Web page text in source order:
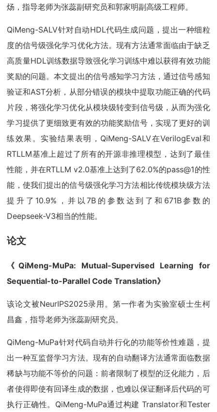
炀，指导老师为张蕊副研究员和郭家明副高级工程师。
QiMeng-SALV针对自动HDL代码生成问题，提出一种细粒
度的信号级强化学习优化方法。现有方法通常面临由于缺乏
高质量HDL训练数据导致强化学习训练中难以获得有效功能
奖励的问题。本文提出的信号感知学习方法，通过信号感知
验证和AST分析，从部分错误的模块中提取功能正确的代码
片段，将强化学习优化从模块级转变到信号级，从而为强化
学习提供了更细致更有效的功能奖励信号，实现了更好的训
练效果。实验结果表明，QiMeng-SALV在VerilogEval和
RTLLM基准上超过了所有的开源非推理模型，达到了最佳
性能，并在RTLLM v2.0基准上达到了62.0%的pass@1的性
能，使我们提出的信号级强化学习方法相比传统模块级方法
提升了10.9%，并以7B的参数达到了和671B参数的
Deepseek-V3相当的性能。
论文
《QiMeng-MuPa: Mutual-Supervised Learning for
Sequential-to-Parallel Code Translation》
该论文被NeurIPS2025录用。第一作者为实验室硕士生柯
昌鑫，指导老师为张蕊副研究员。
QiMeng-MuPa针对代码自动并行化的功能等价性难题，提
出一种互监督学习方法。现有的自动翻译方法通常面临数据
稀缺与功能不等价的问题：前者限制了模型的泛化能力，后
者使得即使有回译生成的数据，也难以保证翻译后代码的可
执行正确性。QiMeng-MuPa通过构建 Translator和Tester